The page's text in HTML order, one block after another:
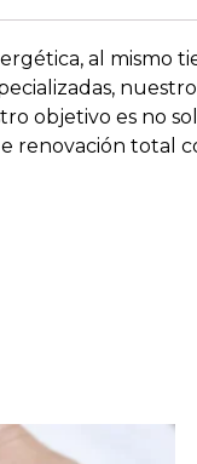
al mismo
objetivo es no
renovación total